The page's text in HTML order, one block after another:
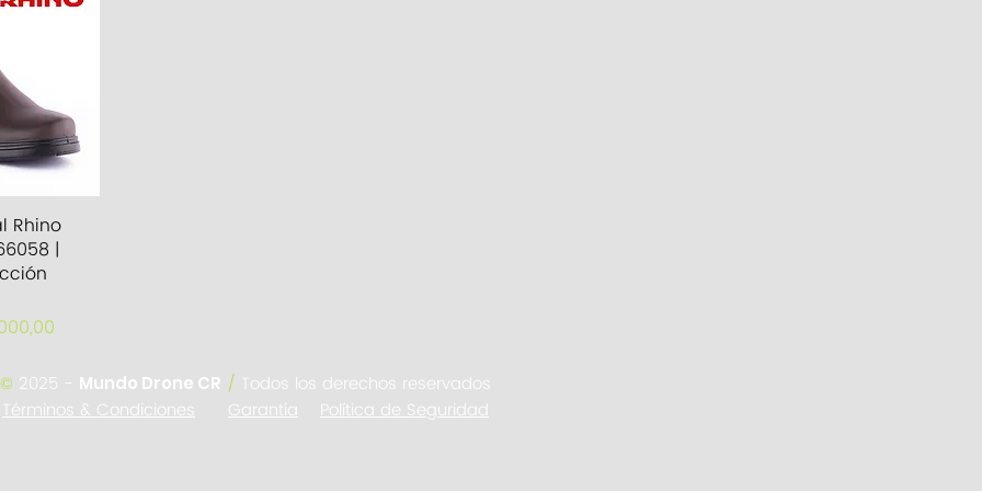
Rhino
|
© 2025 - Mundo Drone CR / Todos los derechos reservados
Términos & Condiciones
Garantía Política de Seguridad